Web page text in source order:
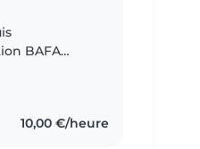
BAFA
10,00 €/heure